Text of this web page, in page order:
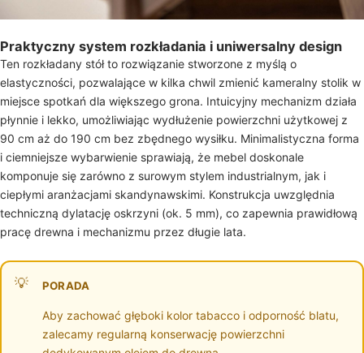
Praktyczny system rozkładania i uniwersalny design
Ten rozkładany stół to rozwiązanie stworzone z myślą o
elastyczności, pozwalające w kilka chwil zmienić kameralny stolik w
miejsce spotkań dla większego grona. Intuicyjny mechanizm działa
płynnie i lekko, umożliwiając wydłużenie powierzchni użytkowej z
90 cm aż do 190 cm bez zbędnego wysiłku. Minimalistyczna forma
i ciemniejsze wybarwienie sprawiają, że mebel doskonale
komponuje się zarówno z surowym stylem industrialnym, jak i
ciepłymi aranżacjami skandynawskimi. Konstrukcja uwzględnia
techniczną dylatację oskrzyni (ok. 5 mm), co zapewnia prawidłową
pracę drewna i mechanizmu przez długie lata.
PORADA
Aby zachować głęboki kolor tabacco i odporność blatu,
zalecamy regularną konserwację powierzchni